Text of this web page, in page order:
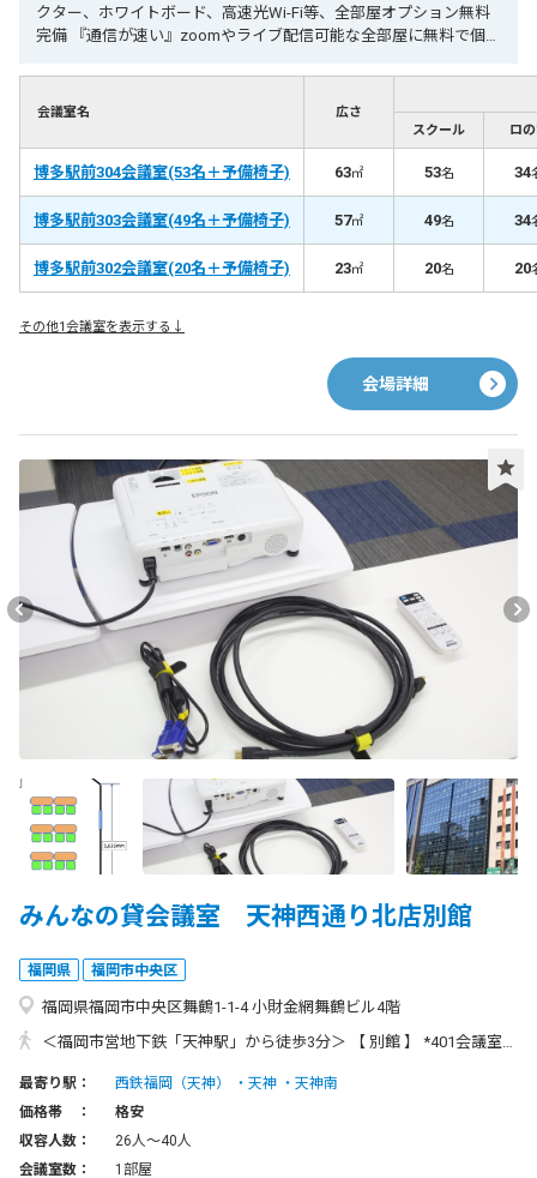
クター、ホワイトボード、高速光Wi-Fi等、全部屋オプション無料
完備 『通信が速い』zoomやライブ配信可能な全部屋に無料で個別
WEB予約で今すぐ使えます 『集まりやすい』博多駅・天神駅徒歩
圏内、飛行機、新幹線、地下鉄、JR、西鉄で集まりやすい 【リピ
ート率90%超】 ★博多駅3分 ★24時間利用可能！最短1分後から利
用可能 ★高速光Wi-Fiやプロジェクター等全て無料 みんなの貸会議
室『博多駅前店』は、福岡市の博多駅すぐの２４時間営業、プロ
ジェクターなどオプション無料で６人～最大５３人まで、４部屋
ございます。高速光通信完備でオンライン含む会議、セミナー、
研修、説明会、各種イベントなど、幅広い用途でご利用いただい
ております
会議室名
広さ
スクール
ロ
博多駅前304会議室(53名＋予備椅子) 63㎡ 53名 34
博多駅前303会議室(49名＋予備椅子) 57㎡ 49名 34
博多駅前302会議室(20名＋予備椅子) 23㎡ 20名 20
その他1会議室を表示する↓
会場詳細
みんなの貸会議室 天神西通り北店別館
福岡県 福岡市中央区
福岡県福岡市中央区舞鶴1-1-4 小財金網舞鶴ビル4階
＜福岡市営地下鉄「天神駅」から徒歩3分＞ 【 別館 】 *401会議室のみ 〒810-0073 福岡県福岡市中央区舞鶴1丁目1-4小財金網舞鶴ビル4階 [本館の目の前にあります] ・電車でお越しの場合 地下鉄空港線「天神駅」1番出口より徒歩3分 または西鉄天神大牟田線「福岡(天神)駅」北口より徒歩5分 ・新幹線「博多駅」からお越しの場合 「博多駅」より、地下鉄空港線利用で「天神駅」まで約5分 ・福岡空港からお越しの場合 「福岡空港駅」より、地下鉄空港線利用で「天神駅」まで約10分
最寄り駅： 西鉄福岡（天神） 天神
天神南
価格帯 ：
格安
収容人数：
26人〜40人
会議室数：
1部屋